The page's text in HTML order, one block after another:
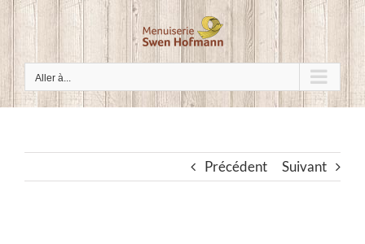
Passer
au
contenu
Aller à...
Précédent Suivant